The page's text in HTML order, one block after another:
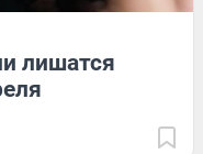
лишатся